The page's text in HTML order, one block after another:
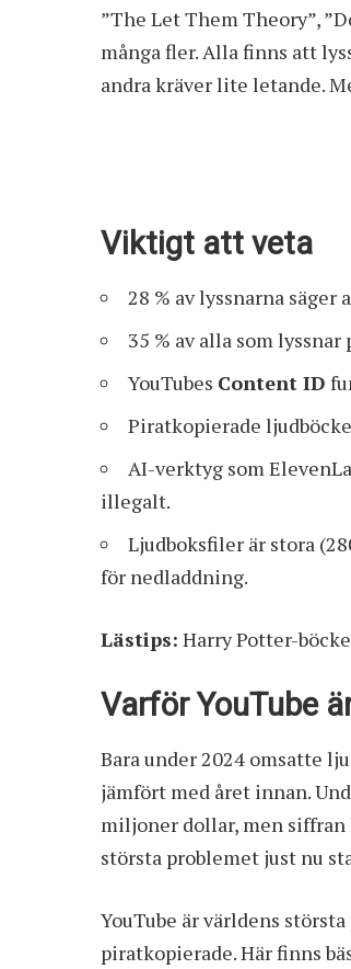
”The Let Them Theory”,
många fler. Alla finns att
andra kräver lite letande.
Viktigt att veta
28 % av lyssnarna
35 % av alla som
YouTubes Content ID
Piratkopierade
AI-verktyg som
illegalt.
Ljudboksfiler är stora
för nedladdning.
Lästips: Harry Potter-
Varför YouTube
Bara under 2024 omsatte
jämfört med året innan.
miljoner dollar, men
största problemet just nu
YouTube är världens
piratkopierade. Här finns